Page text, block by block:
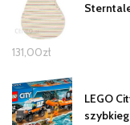
131,00zł
LEGO